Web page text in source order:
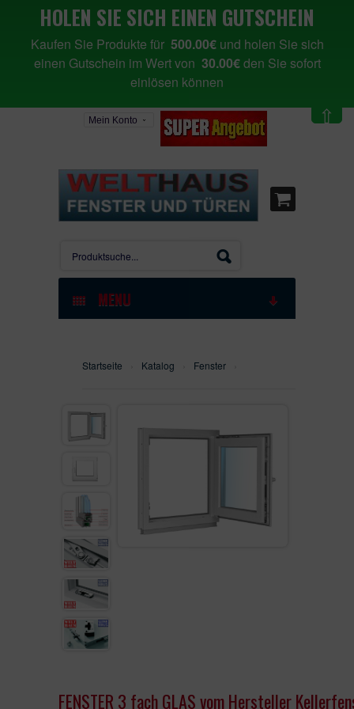
HOLEN SIE SICH EINEN GUTSCHEIN
Kaufen Sie Produkte für 500.00€und holen Sie sich
einen Gutschein im Wert von 30.00€den Sie sofort
einlösen können
⇧
Mein Konto
MENU
SEITENTEILEN
WH100
ALU90
ALU110FB
AUF LAGER
VON KUNDEN VERKAUFT
GEFRÄST
SEITENTEIL
Startseite Katalog Fenster
FENSTER 3 fach GLAS vom Hersteller